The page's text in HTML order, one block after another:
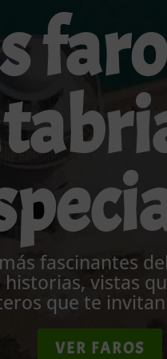
fascinantes
vistas
que te
VER FAROS